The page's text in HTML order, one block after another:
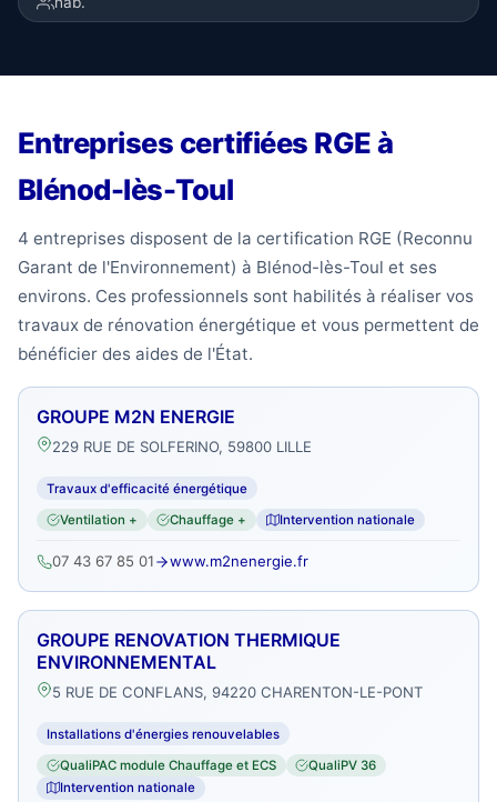
Entreprises certifiées RGE à
Blénod-lès-Toul
4 entreprises disposent de la certification RGE (Reconnu
Garant de l'Environnement) à Blénod-lès-Toul et ses
environs. Ces professionnels sont habilités à réaliser vos
travaux de rénovation énergétique et vous permettent de
bénéficier des aides de l'État.
GROUPE M2N ENERGIE
229 RUE DE SOLFERINO, 59800 LILLE
Travaux d'efficacité énergétique
Ventilation + Chauffage + Intervention nationale
07 43 67 85 01 www.m2nenergie.fr
GROUPE RENOVATION THERMIQUE
ENVIRONNEMENTAL
5 RUE DE CONFLANS, 94220 CHARENTON-LE-PONT
Installations d'énergies renouvelables
QualiPAC module Chauffage et ECS
QualiPV 36
Intervention nationale